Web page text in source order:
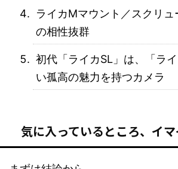
ライカMマウント／スクリュ
の相性抜群
初代「ライカSL」は、「ラ
い孤高の魅力を持つカメラ
気に入っているところ、イ